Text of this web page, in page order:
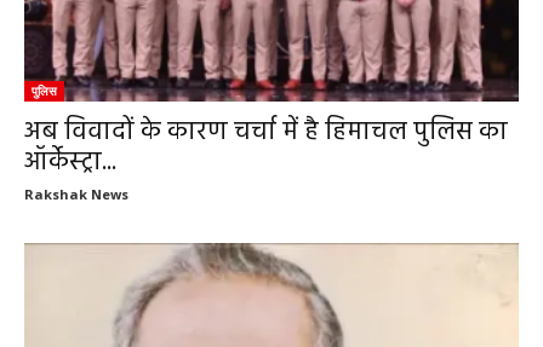
पुलिस
अब विवादों के कारण चर्चा में है हिमाचल पुलिस का
ऑर्केस्ट्रा...
Rakshak News